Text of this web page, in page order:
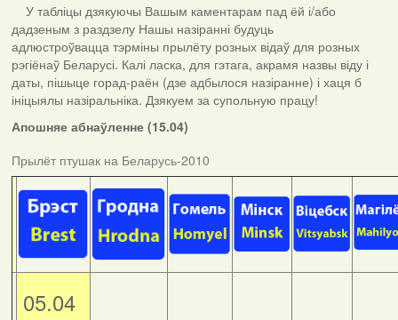
У табліцы дзякуючы Вашым каментарам пад ёй і/або
дадзеным з раздзелу Нашы назіранні будуць
адлюстроўвацца тэрміны прылёту розных відаў для розных
рэгіёнаў Беларусі. Калі ласка, для гэтага, акрамя назвы віду і
даты, пішыце горад-раён (дзе адбылося назіранне) і хаця б
ініцыялы назіральніка. Дзякуем за супольную працу!
Апошняе абнаўленне (15.04)
Прылёт птушак на Беларусь-2010
05.04